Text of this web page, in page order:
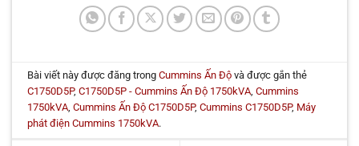
Bài viết này được đăng trongCummins Ấn Độ và được gắn thẻ
C1750D5P,C1750D5P - Cummins Ấn Độ 1750kVA,Cummins
1750kVA,Cummins Ấn Độ C1750D5P,Cummins C1750D5P, Máy
phát điện Cummins 1750kVA.